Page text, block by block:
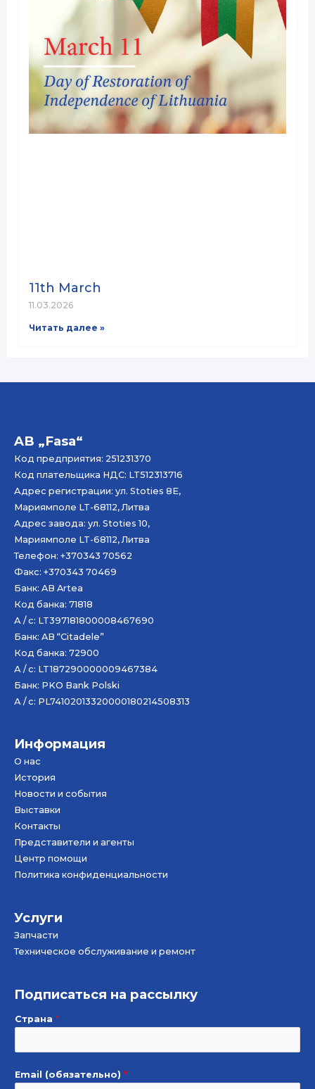
11th March
11.03.2026
Читать далее »
AB „Fasa“
Код предприятия: 251231370
Код плательщика НДС: LT512313716
Адрес регистрации: ул. Stoties 8E,
Мариямполе LT-68112, Литва
Адрес завода: ул. Stoties 10,
Мариямполе LT-68112, Литва
Телефон: +370343 70562
Факс: +370343 70469
Банк: AB Artea
Код банка: 71818
А / с: LT397181800008467690
Банк: AB “Citadele”
Код банка: 72900
А / с: LT187290000009467384
Банк: PKO Bank Polski
А / с: PL74102013320000180214508313
Информация
О нас
История
Новости и события
Bыставки
Контакты
Представители и агенты
Центр помощи
Политика конфиденциальности
Услуги
Запчасти
Техническое обслуживание и ремонт
Подписаться на рассылку
Страна *
Email (обязательно) *